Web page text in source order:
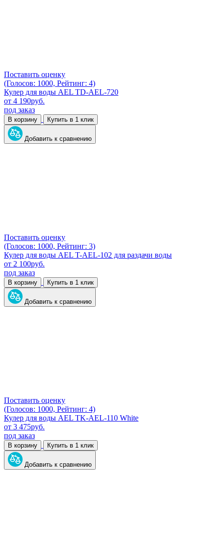
Поставить оценку
(Голосов: 1000, Рейтинг: 4)
Кулер для воды AEL TD-AEL-720
от 4 190руб.
под заказ
В корзину Купить в 1 клик
Добавить к сравнению
Поставить оценку
(Голосов: 1000, Рейтинг: 3)
Кулер для воды AEL T-AEL-102 для раздачи воды
от 2 100руб.
под заказ
В корзину Купить в 1 клик
Добавить к сравнению
Поставить оценку
(Голосов: 1000, Рейтинг: 4)
Кулер для воды AEL TK-AEL-110 White
от 3 475руб.
под заказ
В корзину Купить в 1 клик
Добавить к сравнению